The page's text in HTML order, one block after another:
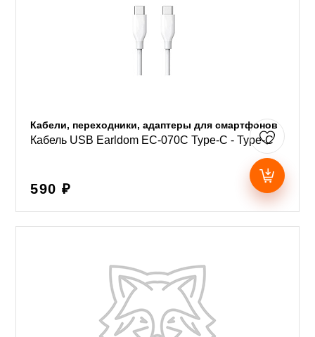
Кабели, переходники, адаптеры для смартфонов
Кабель USB Earldom EC-070C Type-C - Type-C
590 ₽